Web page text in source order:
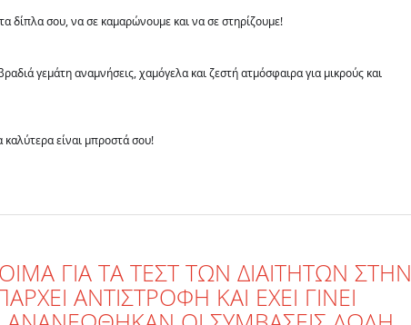
δίπλα σου, να σε καμαρώνουμε και να σε στηρίζουμε!
γεμάτη αναμνήσεις, χαμόγελα και ζεστή ατμόσφαιρα για μικρούς και
είναι μπροστά σου!
ΓΙΑ ΤΑ ΤΕΣΤ ΤΩΝ ΔΙΑΙΤΗΤΩΝ ΣΤΗΝ
ΑΝΤΙΣΤΡΟΦΗ ΚΑΙ ΕΧΕΙ ΓΙΝΕΙ